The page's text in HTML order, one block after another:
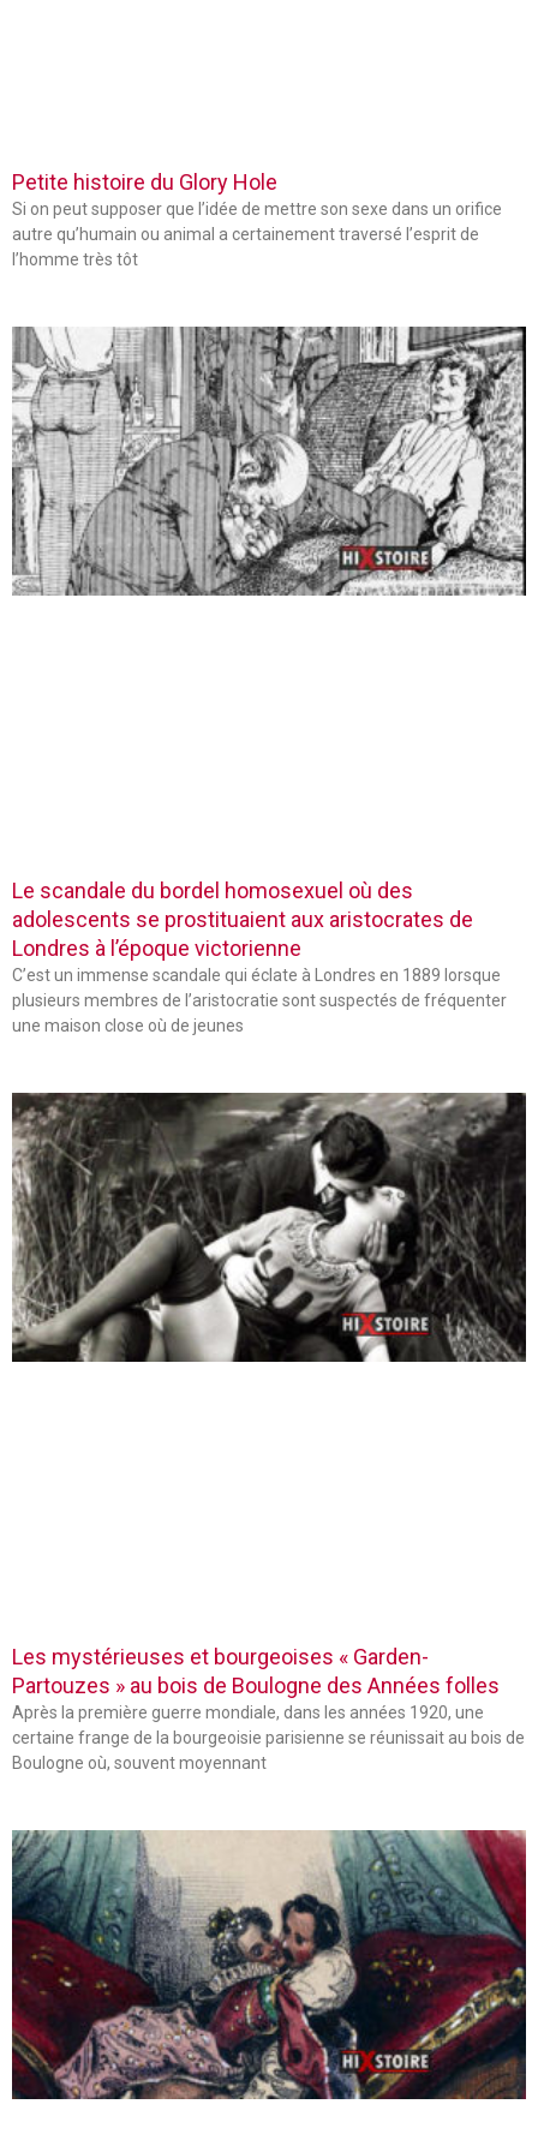
Petite histoire du Glory Hole
Si on peut supposer que l’idée de mettre son sexe dans un orifice
autre qu’humain ou animal a certainement traversé l’esprit de
l’homme très tôt
Le scandale du bordel homosexuel où des
adolescents se prostituaient aux aristocrates de
Londres à l’époque victorienne
C’est un immense scandale qui éclate à Londres en 1889 lorsque
plusieurs membres de l’aristocratie sont suspectés de fréquenter
une maison close où de jeunes
Les mystérieuses et bourgeoises « Garden-
Partouzes » au bois de Boulogne des Années folles
Après la première guerre mondiale, dans les années 1920, une
certaine frange de la bourgeoisie parisienne se réunissait au bois de
Boulogne où, souvent moyennant